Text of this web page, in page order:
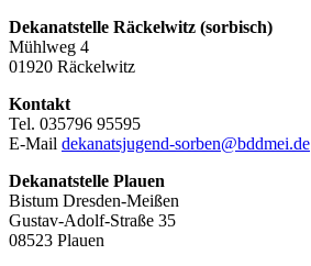
Dekanatstelle Räckelwitz (sorbisch)
Mühlweg 4
01920 Räckelwitz
Kontakt
Tel. 035796 95595
E-Mail dekanatsjugend-sorben@bddmei.de
Dekanatstelle Plauen
Bistum Dresden-Meißen
Gustav-Adolf-Straße 35
08523 Plauen